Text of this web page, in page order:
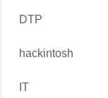
DTP
hackintosh
IT